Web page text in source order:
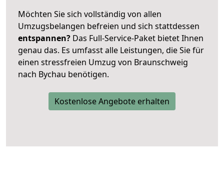
Möchten Sie sich vollständig von allen
Umzugsbelangen befreien und sich stattdessen
entspannen? Das Full-Service-Paket bietet Ihnen
genau das. Es umfasst alle Leistungen, die Sie für
einen stressfreien Umzug von Braunschweig
nach Bychau benötigen.
Kostenlose Angebote erhalten